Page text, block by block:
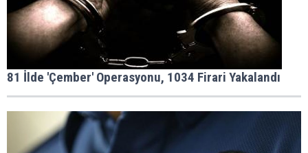
81 İlde 'Çember' Operasyonu, 1034 Firari Yakalandı